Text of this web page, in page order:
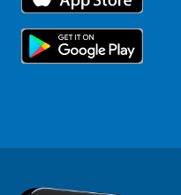
Topsporters